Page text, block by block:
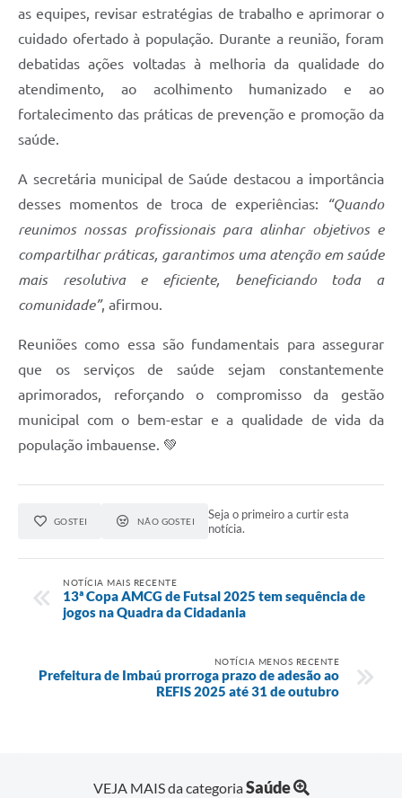
as equipes, revisar estratégias de trabalho e aprimorar o
cuidado ofertado à população. Durante a reunião, foram
debatidas ações voltadas à melhoria da qualidade do
atendimento, ao acolhimento humanizado e ao
fortalecimento das práticas de prevenção e promoção da
saúde.
A secretária municipal de Saúde destacou a importância
desses momentos de troca de experiências:
“Quando
reunimos nossas profissionais para alinhar objetivos e
compartilhar práticas, garantimos uma atenção em saúde
mais resolutiva e eficiente, beneficiando toda a
comunidade”, afirmou.
Reuniões como essa são fundamentais para assegurar
que os serviços de saúde sejam constantemente
aprimorados, reforçando o compromisso da gestão
municipal com o bem-estar e a qualidade de vida da
população imbauense. 💚
GOSTEI NÃO GOSTEI
Seja o primeiro a curtir esta
notícia.
NOTÍCIA MAIS RECENTE
13ª Copa AMCG de Futsal 2025 tem sequência de
jogos na Quadra da Cidadania
NOTÍCIA MENOS RECENTE
Prefeitura de Imbaú prorroga prazo de adesão ao
REFIS 2025 até 31 de outubro
VEJA MAIS da categoriaSaúde